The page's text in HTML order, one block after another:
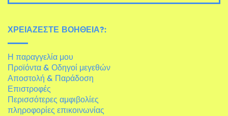
ΧΡΕΙΆΖΕΣΤΕ ΒΟΉΘΕΙΑ?:
Η παραγγελία μου
Προϊόντα & Οδηγοί μεγεθών
Αποστολή & Παράδοση
Επιστροφές
Περισσότερες αμφιβολίες
πληροφορίες επικοινωνίας